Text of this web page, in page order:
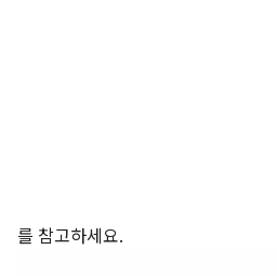
를 참고하세요.